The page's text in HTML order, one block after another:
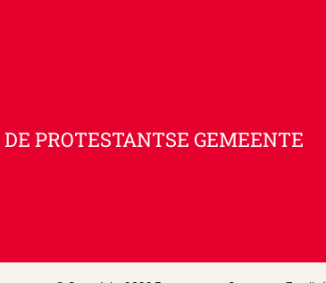
DE PROTESTANTSE GEMEENTE